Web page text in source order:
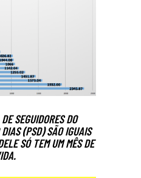
SEGUIDORES DO
(PSD) SÃO IGUAIS
SÓ TEM UM MÊS DE